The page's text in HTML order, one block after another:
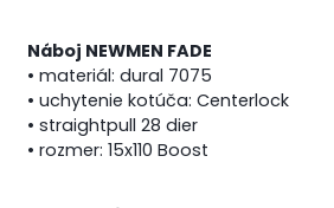
Náboj NEWMEN FADE
• materiál: dural 7075
• uchytenie kotúča: Centerlock
• straightpull 28 dier
• rozmer: 15x110 Boost